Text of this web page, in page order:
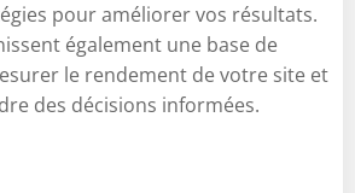
pour améliorer vos résultats.
également une base de
le rendement de votre site et
des décisions informées.